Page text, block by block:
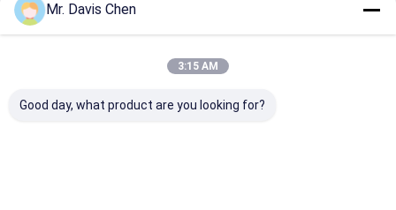
Mr. Davis Chen
3:15 AM
Good day, what product are you looking for?